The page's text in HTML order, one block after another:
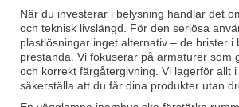
När du investerar i belysning handlar det
och teknisk livslängd. För den seriösa
plastlösningar inget alternativ – de brister i
prestanda. Vi fokuserar på armaturer som
och korrekt färgåtergivning. Vi lagerför allt
säkerställa att du får dina produkter utan